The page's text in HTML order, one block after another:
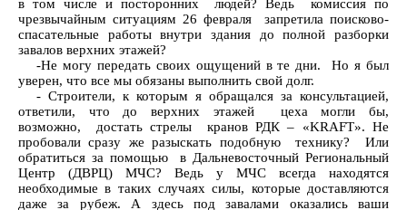
в том числе и посторонних людей? Ведь комиссия по
чрезвычайным ситуациям 26 февраля запретила поисково-
спасательные работы внутри здания до полной разборки
завалов верхних этажей?
-Не могу передать своих ощущений в те дни. Но я был
уверен, что все мы обязаны выполнить свой долг.
- Строители, к которым я обращался за консультацией,
ответили, что до верхних этажей цеха могли бы,
возможно, достать стрелы кранов РДК – «KRAFT». Не
пробовали сразу же разыскать подобную технику? Или
обратиться за помощью в Дальневосточный Региональный
Центр (ДВРЦ) МЧС? Ведь у МЧС всегда находятся
необходимые в таких случаях силы, которые доставляются
даже за рубеж. А здесь под завалами оказались ваши